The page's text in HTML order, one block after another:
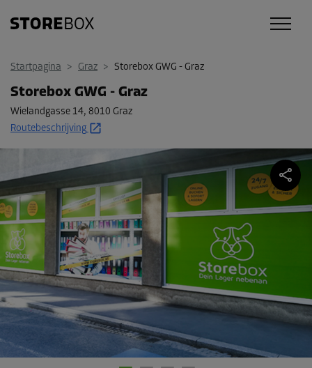
Startpagina > Graz > Storebox GWG - Graz
Storebox GWG - Graz
Wielandgasse 14, 8010 Graz
Routebeschrijving